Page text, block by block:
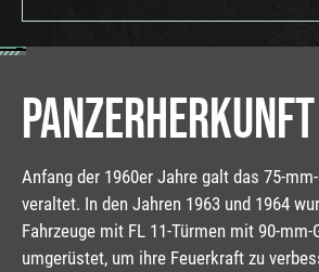
PANZERHERKUNFT
Anfang der 1960er Jahre galt das 75-
veraltet. In den Jahren 1963 und 1964
Fahrzeuge mit FL 11-Türmen mit 90-mm-
umgerüstet, um ihre Feuerkraft zu